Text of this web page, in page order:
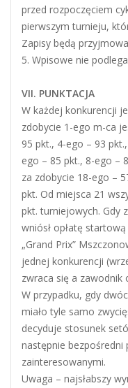
przed rozpoczęciem
pierwszym turnieju,
Zapisy będą
5. Wpisowe nie
VII. PUNKTACJA
W każdej konkurencji
zdobycie 1-ego m-ca
95 pkt., 4-ego – 93
ego – 85 pkt., 8-ego –
za zdobycie 18-ego –
pkt. Od miejsca 21
pkt. turniejowych. Gdy
wniósł opłatę
„Grand Prix”
jednej konkurencji
zwraca się a
W przypadku, gdy
miało tyle samo
decyduje stosunek
następnie bezpośredni
zainteresowanymi.
Uwaga – najsłabszy